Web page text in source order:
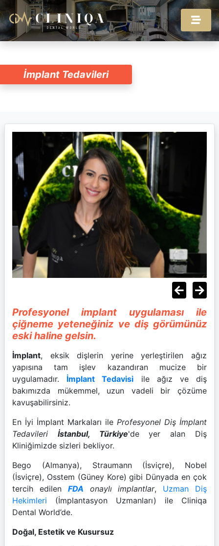
İmplant Tedavileri
Profesyonel implant uygulaması ile
çiğneme yeteneğiniz ve diş görümünüz
eski haline gelsin.
İmplant, eksik dişlerin yerine yerleştirilen ağız
yapısına tam işlev kazandıran mucize bir
uygulamadır. İmplant Tedavisi ile ağız ve diş
bakımızda mükemmel, uzun vadeli bir çözüme
kavuşabilirsiniz.
En İyi İmplant Markaları ile Profesyonel Diş İmplant
Tedavileri İstanbul, Türkiye'de yer alan Diş
Kliniğimizde sizleri bekliyor.
Bego (Almanya), Straumann (İsviçre), Nobel
(İsviçre), Osstem (Güney Kore) gibi Dünyada en çok
tercih edilen FDA onaylı implantlar, Uzman Diş
Hekimleri (İmplantasyon Uzmanları) ile Cliniqa
Dental World’de.
Doğal, Estetik ve Kusursuz